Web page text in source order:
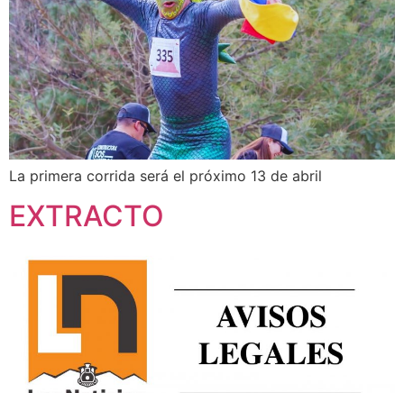
La primera corrida será el próximo 13 de abril
EXTRACTO